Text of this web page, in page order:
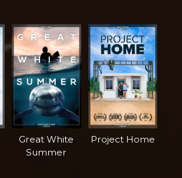
Great White
Summer
Project Home